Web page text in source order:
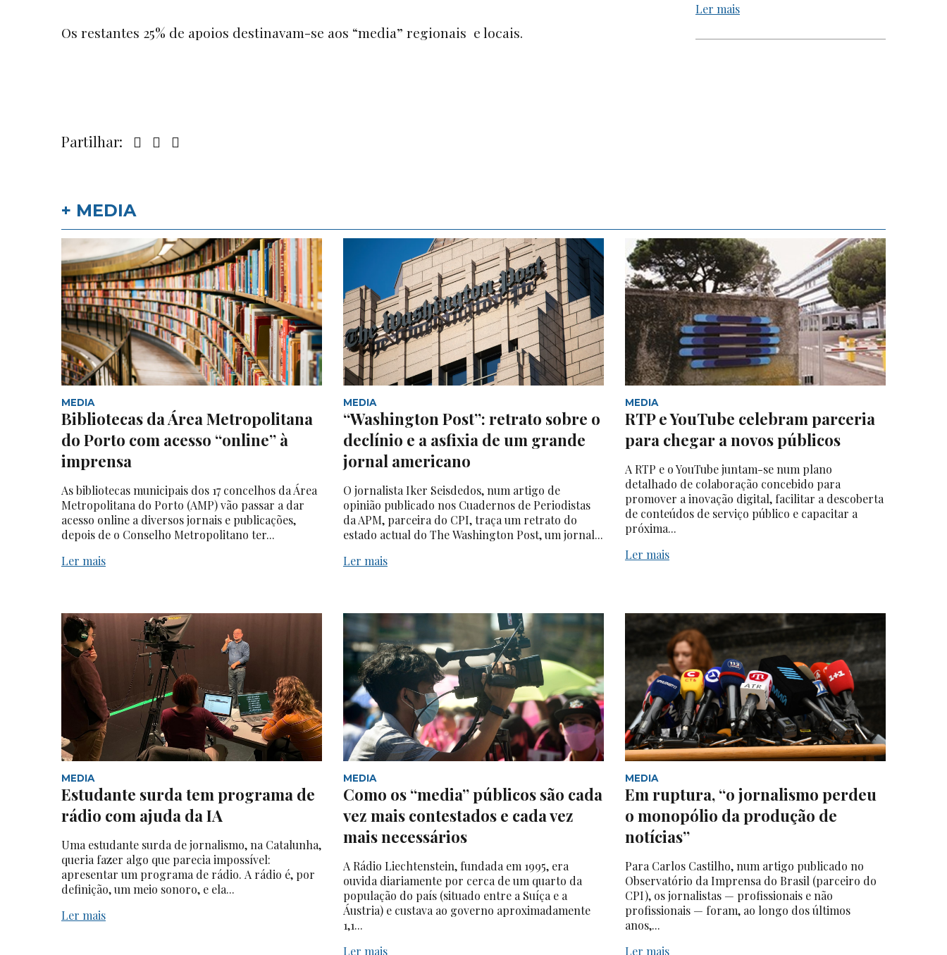
Os restantes 25% de apoios destinavam-se aos “media” regionais e locais.
Partilhar:
Ler mais
+ MEDIA
MEDIA
Bibliotecas da Área Metropolitana
do Porto com acesso “online” à
imprensa
As bibliotecas municipais dos 17 concelhos da Área
Metropolitana do Porto (AMP) vão passar a dar
acesso online a diversos jornais e publicações,
depois de o Conselho Metropolitano ter...
Ler mais
MEDIA
“Washington Post”: retrato sobre o
declínio e a asfixia de um grande
jornal americano
O jornalista Iker Seisdedos, num artigo de
opinião publicado nos Cuadernos de Periodistas
da APM, parceira do CPI, traça um retrato do
estado actual do The Washington Post, um jornal...
Ler mais
MEDIA
RTP e YouTube celebram parceria
para chegar a novos públicos
A RTP e o YouTube juntam-se num plano
detalhado de colaboração concebido para
promover a inovação digital, facilitar a descoberta
de conteúdos de serviço público e capacitar a
próxima...
Ler mais
MEDIA
Estudante surda tem programa de
rádio com ajuda da IA
Uma estudante surda de jornalismo, na Catalunha,
queria fazer algo que parecia impossível:
apresentar um programa de rádio. A rádio é, por
definição, um meio sonoro, e ela...
Ler mais
MEDIA
Como os “media” públicos são cada
vez mais contestados e cada vez
mais necessários
A Rádio Liechtenstein, fundada em 1995, era
ouvida diariamente por cerca de um quarto da
população do país (situado entre a Suíça e a
Áustria) e custava ao governo aproximadamente
1,1...
Ler mais
MEDIA
Em ruptura, “o jornalismo perdeu
o monopólio da produção de
notícias”
Para Carlos Castilho, num artigo publicado no
Observatório da Imprensa do Brasil (parceiro do
CPI), os jornalistas — profissionais e não
profissionais — foram, ao longo dos últimos
anos,...
Ler mais